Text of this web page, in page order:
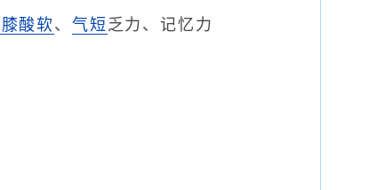
酸软、 气短 乏力、记忆力